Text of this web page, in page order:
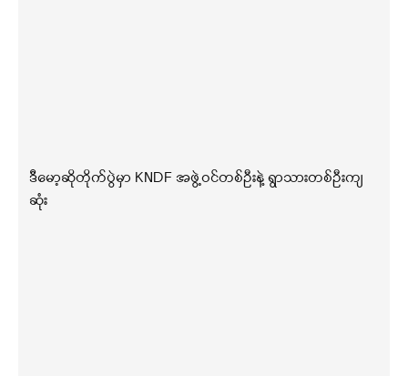
ဒီမော့ဆိုတိုက်ပွဲမှာ KNDF အဖွဲ့ဝင်တစ်ဦးနဲ့ ရွာသားတစ်ဦးကျ
ဆုံး